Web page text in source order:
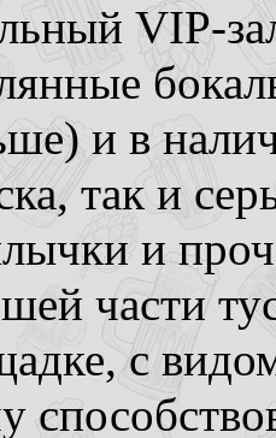
VIP-
и в
так и
и
части
с